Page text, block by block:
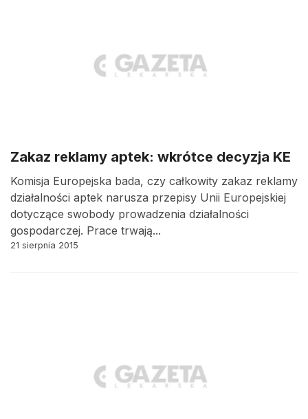
Zakaz reklamy aptek: wkrótce decyzja KE
Komisja Europejska bada, czy całkowity zakaz reklamy
działalności aptek narusza przepisy Unii Europejskiej
dotyczące swobody prowadzenia działalności
gospodarczej. Prace trwają...
21 sierpnia 2015